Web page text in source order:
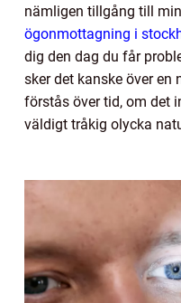
nämligen tillgång till
ögonmottagning i
dig den dag du får
sker det kanske över
förstås över tid, om det
väldigt tråkig olycka